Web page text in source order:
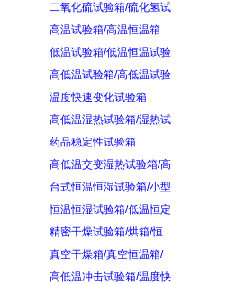
二氧化硫试验箱/硫化氢试
高温试验箱/高温恒温箱
低温试验箱/低温恒温试验
高低温试验箱/高低温试验
温度快速变化试验箱
高低温湿热试验箱/湿热试
药品稳定性试验箱
高低温交变湿热试验箱/高
台式恒温恒湿试验箱/小型
恒温恒湿试验箱/低温恒定
精密干燥试验箱/烘箱/恒
真空干燥箱/真空恒温箱/
高低温冲击试验箱/温度快